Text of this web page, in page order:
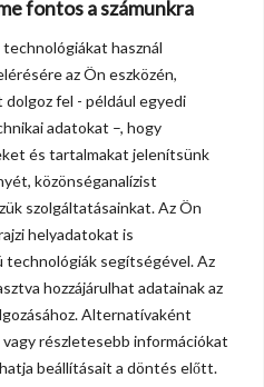
fontos a számunkra
használ
az Ön eszközén,
fel - például egyedi
adatokat –, hogy
és tartalmakat jelenítsünk
közönséganalízist
szolgáltatásainkat. Az Ön
helyadatokat is
technológiák segítségével. Az
hozzájárulhat adatainak az
Alternatívaként
részletesebb információkat
beállításait a döntés előtt.
és
Békés
is